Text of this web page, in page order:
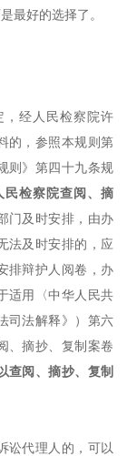
最好的选择了。
，经人民检察院许
的，参照本规则第
则》第四十九条规
民检察院查阅、摘
门及时安排，由办
法及时安排的，应
排辩护人阅卷，办
适用
〈中华人民共
司法解释》
）第六
、摘抄、复制案卷
查阅、摘抄、复制
讼代理人的，可以